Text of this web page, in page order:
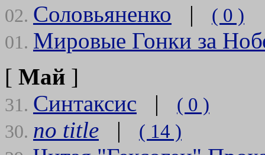
02. Соловьяненко | ( 0 )
01. Мировые Гонки за
[ Май ]
31. Синтаксис | ( 0 )
30. no title | ( 14 )